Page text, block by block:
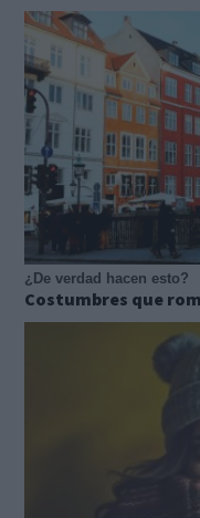
¿De verdad hacen esto?
Costumbres que